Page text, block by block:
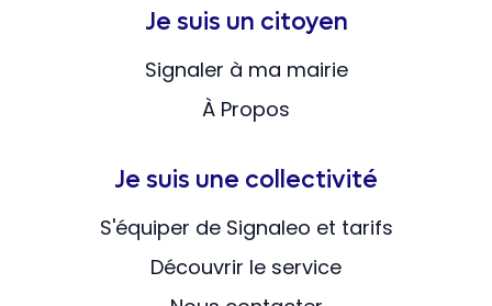
Je suis un citoyen
Signaler à ma mairie
À Propos
Je suis une collectivité
S'équiper de Signaleo et tarifs
Découvrir le service